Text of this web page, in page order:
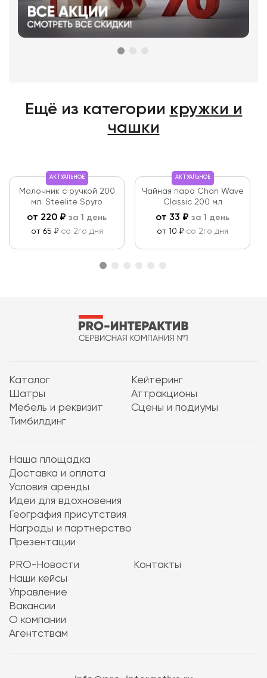
Ещё из категории кружки и
чашки
АКТУАЛЬНОЕ
Молочник с ручкой 200
мл. Steelite Spyro
от 220 ₽ за 1 день
от 65 ₽ со 2го дня
АКТУАЛЬНОЕ
Чайная пара Chan Wave
Classic 200 мл
от 33 ₽ за 1 день
от 10 ₽ со 2го дня
Каталог
Кейтеринг
Шатры
Аттракционы
Мебель и реквизит
Сцены и подиумы
Тимбилдинг
Наша площадка
Доставка и оплата
Условия аренды
Идеи для вдохновения
География присутствия
Награды и партнерство
Презентации
PRO-Новости
Наши кейсы
Управление
Вакансии
О компании
Агентствам
Контакты